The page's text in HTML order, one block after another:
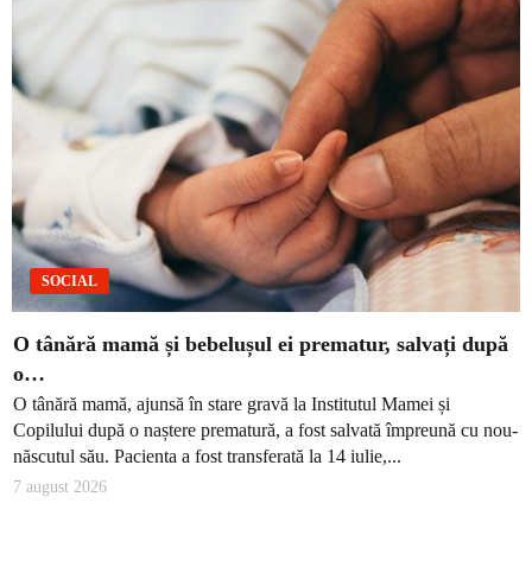
SOCIAL
O tânără mamă și bebelușul ei prematur, salvați după
o…
O tânără mamă, ajunsă în stare gravă la Institutul Mamei și
Copilului după o naștere prematură, a fost salvată împreună cu nou-
născutul său. Pacienta a fost transferată la 14 iulie,...
7 august 2026